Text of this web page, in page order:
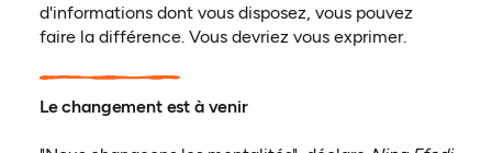
d'informations dont vous disposez, vous pouvez
faire la différence. Vous devriez vous exprimer.
Le changement est à venir